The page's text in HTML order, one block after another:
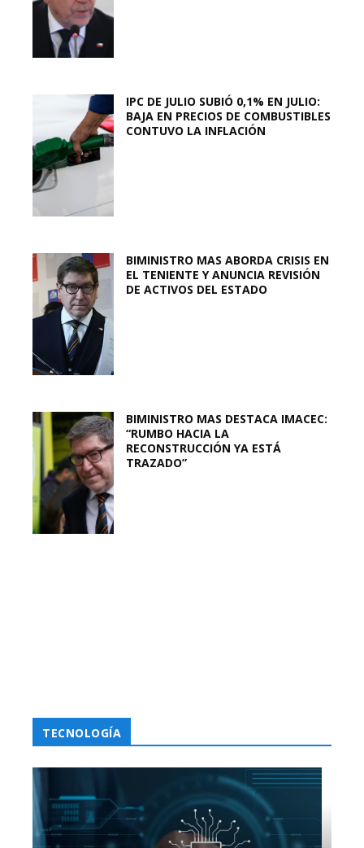
IPC DE JULIO SUBIÓ 0,1% EN JULIO:
BAJA EN PRECIOS DE COMBUSTIBLES
CONTUVO LA INFLACIÓN
BIMINISTRO MAS ABORDA CRISIS EN
EL TENIENTE Y ANUNCIA REVISIÓN
DE ACTIVOS DEL ESTADO
BIMINISTRO MAS DESTACA IMACEC:
“RUMBO HACIA LA
RECONSTRUCCIÓN YA ESTÁ
TRAZADO”
TECNOLOGÍA